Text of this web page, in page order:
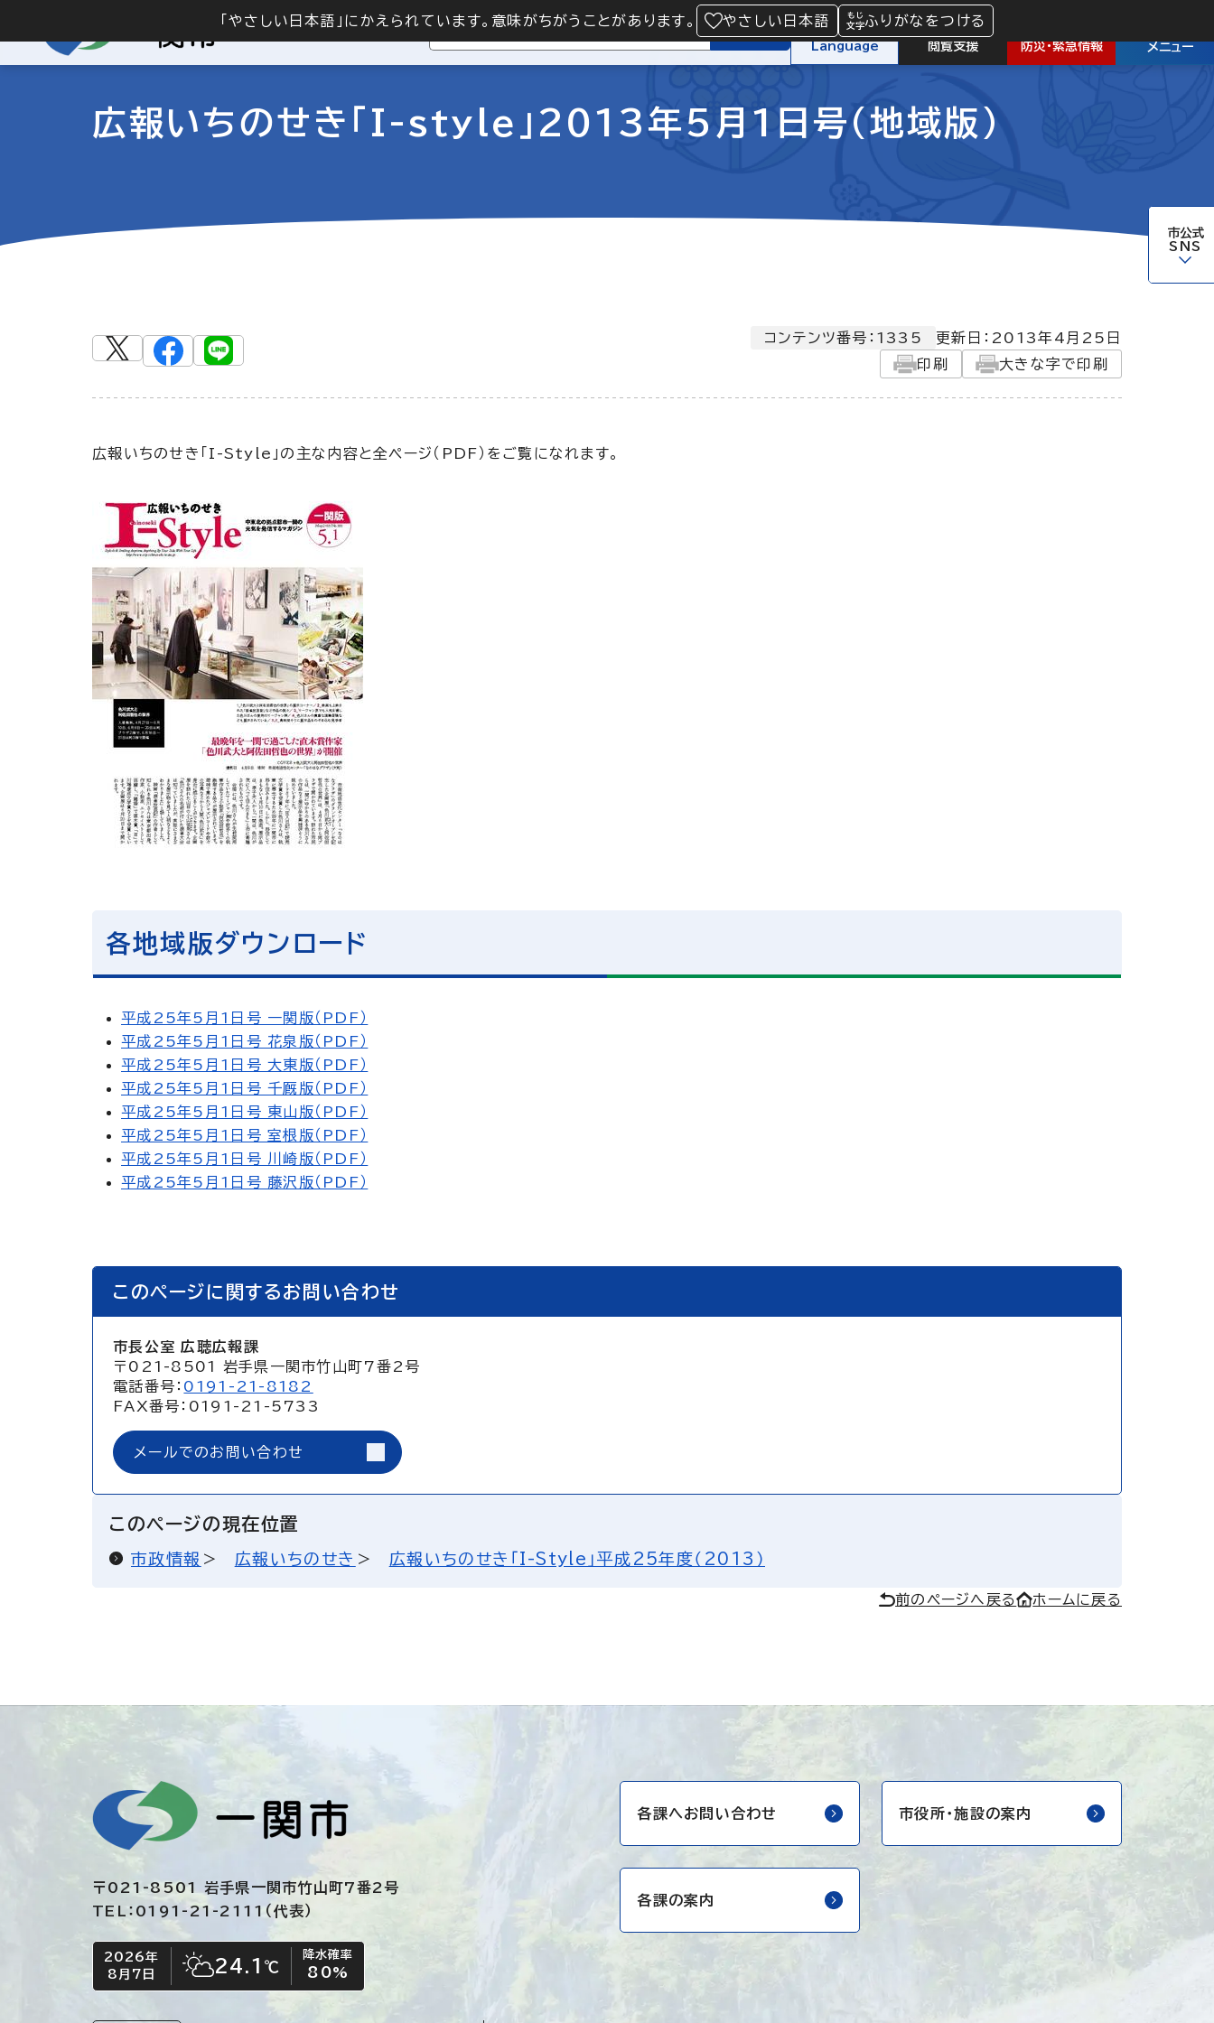
「やさしい日本語」にかえられています。意味がちがうことがあります。 やさしい日本語 ふりがなをつける
検索
Language 閲覧支援 防災・緊急情報 メニュー
市公式
SNS
広報いちのせき「I-style」2013年5月1日号（地域版）
コンテンツ番号：1335 更新日： 2013年4月25日
印刷
大きな字で印刷
広報いちのせき「I-Style」の主な内容と全ページ（PDF）をご覧になれます。
各地域版ダウンロード
平成25年5月1日号 一関版（PDF）
平成25年5月1日号 花泉版（PDF）
平成25年5月1日号 大東版（PDF）
平成25年5月1日号 千厩版（PDF）
平成25年5月1日号 東山版（PDF）
平成25年5月1日号 室根版（PDF）
平成25年5月1日号 川崎版（PDF）
平成25年5月1日号 藤沢版（PDF）
このページに関するお問い合わせ
市長公室 広聴広報課
〒021-8501 岩手県一関市竹山町7番2号
電話番号： 0191-21-8182
FAX番号：0191-21-5733
メールでのお問い合わせ
このページの現在位置
市政情報 広報いちのせき 広報いちのせき「I-Style」平成25年度（2013）
前のページへ戻る ホームに戻る
〒021-8501 岩手県一関市竹山町7番2号
TEL：0191-21-2111（代表）
今日の日付
2026年
8月7日
今日の天気
晴れ時々くもり
24.1℃
降水確率
80%
各課へお問い合わせ 市役所・施設の案内
各課の案内